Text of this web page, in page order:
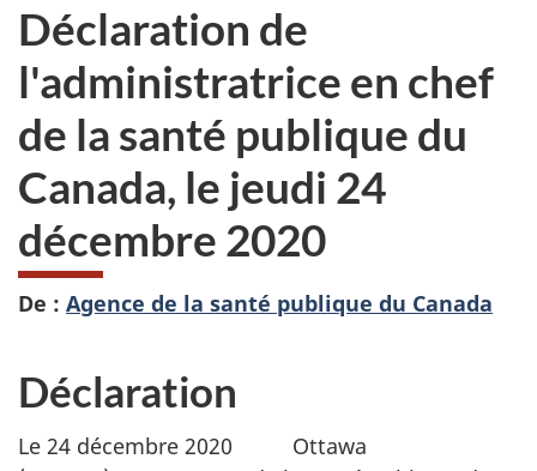
veux
pas
participer
au
sondage
du
site
web,
Déclaration de
l'administratrice en chef
de la santé publique du
Canada, le jeudi 24
décembre 2020
De : Agence de la santé publique du Canada
Déclaration
Le 24 décembre 2020
Ottawa